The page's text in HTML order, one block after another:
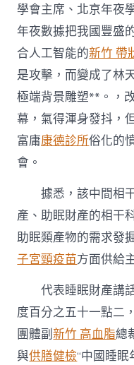
學會主席、北京年夜
年夜數據把我國豐盛
合人工智能的新竹 帶
是攻擊，而變成了林
極端背景雕塑**。，
幕，氣得渾身發抖，
富庸康德診所俗化的
會。
據悉，該中間相
產、助眠財產的相干
助眠類產物的需求發
子宮頸疫苗方面供給
代表睡眠財產講
度百分之五十一點二
團體副新竹 高血脂總
與供膳健檢“中國睡